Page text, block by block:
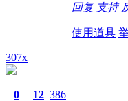
回复 支持
使用道具
307x
0 12 386